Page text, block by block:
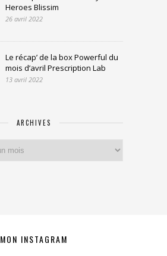
Heroes Blissim
26 avril 2022
Le récap’ de la box Powerful du
mois d’avril Prescription Lab
13 avril 2022
ARCHIVES
MON INSTAGRAM